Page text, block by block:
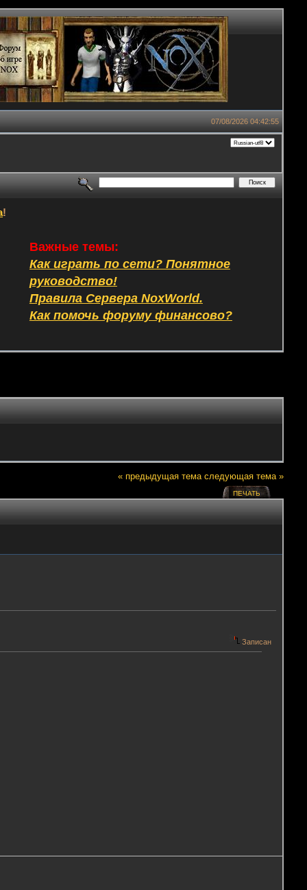
07/08/2026 04:42:55
!
Важные темы:
Как играть по сети? Понятное
руководство!
Правила Сервера NoxWorld.
Как помочь форуму финансово?
« предыдущая тема следующая тема »
ПЕЧАТЬ
Записан